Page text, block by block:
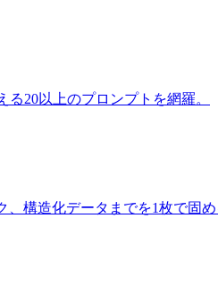
20以上のプロンプトを網羅。
、構造化データまでを1枚で固